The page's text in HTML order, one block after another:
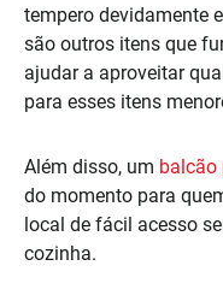
tempero devidamente
são outros itens que
ajudar a aproveitar
para esses itens
Além disso, um balcão
do momento para
local de fácil acesso
cozinha.